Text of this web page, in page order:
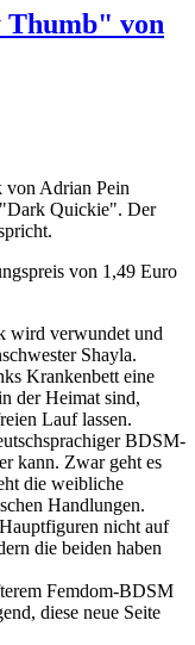
von
von Adrian Pein
"Dark Quickie". Der
von 1,49 Euro
wird verwundet und
Shayla.
Krankenbett eine
der Heimat sind,
Lauf lassen.
BDSM-
kann. Zwar geht es
die weibliche
Handlungen.
nicht auf
die beiden haben
Femdom-BDSM
diese neue Seite